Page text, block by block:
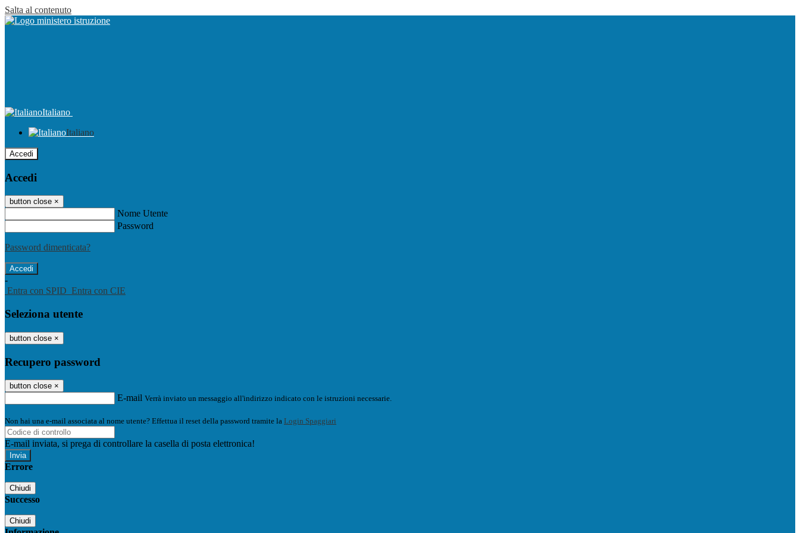
Salta al contenuto
Italiano
Italiano
Accedi
Accedi
button close ×
Nome Utente
Password
Password dimenticata?
-
Entra con SPID Entra con CIE
Seleziona utente
button close ×
Recupero password
button close ×
E-mail Verrà inviato un messaggio all'indirizzo indicato con le istruzioni necessarie.
Non hai una e-mail associata al nome utente? Effettua il reset della password tramite la Login Spaggiari
E-mail inviata, si prega di controllare la casella di posta elettronica!
Errore
Chiudi
Successo
Chiudi